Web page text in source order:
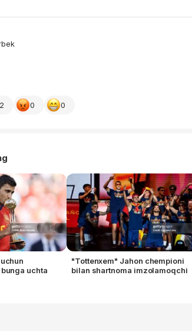
0 0
uchta
"Tottenxem" Jahon chempioni
bilan shartnoma imzolamoqchi